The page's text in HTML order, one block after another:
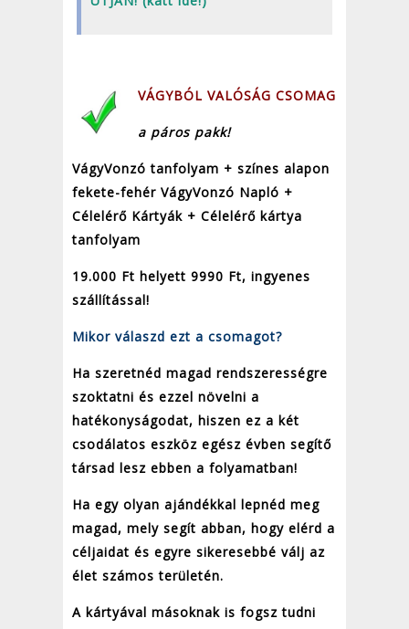
VÁGYBÓL VALÓSÁG CSOMAG
a páros pakk!
VágyVonzó tanfolyam + színes alapon
fekete-fehér VágyVonzó Napló +
Célelérő Kártyák + Célelérő kártya
tanfolyam
19.000 Ft helyett 9990 Ft, ingyenes
szállítással!
Mikor válaszd ezt a csomagot?
Ha szeretnéd magad rendszerességre
szoktatni és ezzel növelni a
hatékonyságodat, hiszen ez a két
csodálatos eszköz egész évben segítő
társad lesz ebben a folyamatban!
Ha egy olyan ajándékkal lepnéd meg
magad, mely segít abban, hogy elérd a
céljaidat és egyre sikeresebbé válj az
élet számos területén.
A kártyával másoknak is fogsz tudni